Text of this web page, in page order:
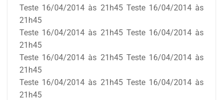
Teste 16/04/2014 às 21h45 Teste 16/04/2014 às
21h45
Teste 16/04/2014 às 21h45 Teste 16/04/2014 às
21h45
Teste 16/04/2014 às 21h45 Teste 16/04/2014 às
21h45
Teste 16/04/2014 às 21h45 Teste 16/04/2014 às
21h45